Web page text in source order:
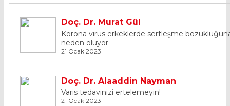
Doç. Dr. Murat Gül
Korona virüs erkeklerde sertleşme
neden oluyor
21 Ocak 2023
Doç. Dr. Alaaddin Nayman
Varis tedavinizi ertelemeyin!
21 Ocak 2023